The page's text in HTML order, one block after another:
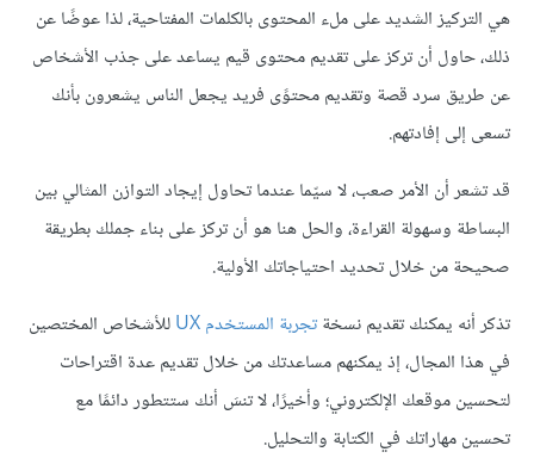
هي التركيز الشديد على ملء المحتوى بالكلمات المفتاحية، لذا عوضًا عن
ذلك، حاول أن تركز على تقديم محتوى قيم يساعد على جذب الأشخاص
عن طريق سرد قصة وتقديم محتوًى فريد يجعل الناس يشعرون بأنك
تسعى إلى إفادتهم.
قد تشعر أن الأمر صعب، لا سيّما عندما تحاول إيجاد التوازن المثالي بين
البساطة وسهولة القراءة، والحل هنا هو أن تركز على بناء جملك بطريقة
صحيحة من خلال تحديد احتياجاتك الأولية.
تذكر أنه يمكنك تقديم نسخةتجربة المستخدم UX
للأشخاص المختصين
في هذا المجال، إذ يمكنهم مساعدتك من خلال تقديم عدة اقتراحات
لتحسين موقعك الإلكتروني؛ وأخيرًا، لا تنسَ أنك ستتطور دائمًا مع
تحسين مهاراتك في الكتابة والتحليل.